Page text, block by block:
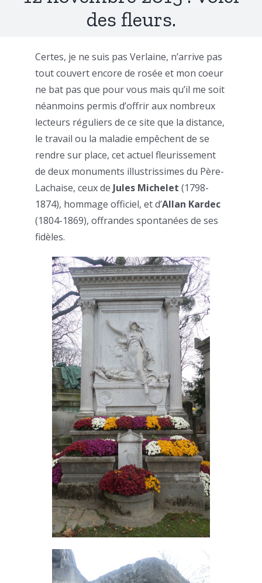
des fleurs.
Certes, je ne suis pas Verlaine, n’arrive pas
tout couvert encore de rosée et mon coeur
ne bat pas que pour vous mais qu’il me soit
néanmoins permis d’offrir aux nombreux
lecteurs réguliers de ce site que la distance,
le travail ou la maladie empêchent de se
rendre sur place, cet actuel fleurissement
de deux monuments illustrissimes du Père-
Lachaise, ceux de Jules Michelet (1798-
1874), hommage officiel, et d’Allan Kardec
(1804-1869), offrandes spontanées de ses
fidèles.